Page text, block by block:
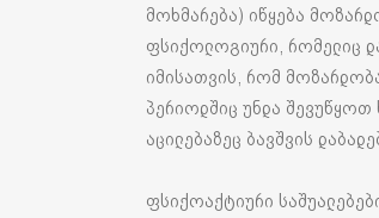
მოხმარება) იწყება
ფსიქოლოგიური, რომელიც
იმისათვის, რომ
პერიოდშიც უნდა შევუწყოთ
აცილებაზეც ბავშვის
ფსიქოაქტიური